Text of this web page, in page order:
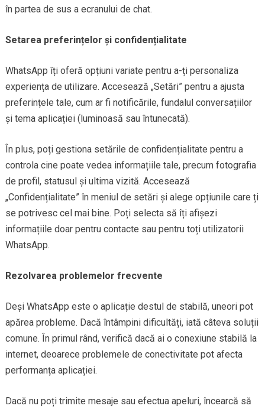
în partea de sus a ecranului de chat.
Setarea preferințelor și confidențialitate
WhatsApp îți oferă opțiuni variate pentru a-ți personaliza
experiența de utilizare. Accesează „Setări” pentru a ajusta
preferințele tale, cum ar fi notificările, fundalul conversațiilor
și tema aplicației (luminoasă sau întunecată).
În plus, poți gestiona setările de confidențialitate pentru a
controla cine poate vedea informațiile tale, precum fotografia
de profil, statusul și ultima vizită. Accesează
„Confidențialitate” în meniul de setări și alege opțiunile care ți
se potrivesc cel mai bine. Poți selecta să îți afișezi
informațiile doar pentru contacte sau pentru toți utilizatorii
WhatsApp.
Rezolvarea problemelor frecvente
Deși WhatsApp este o aplicație destul de stabilă, uneori pot
apărea probleme. Dacă întâmpini dificultăți, iată câteva soluții
comune. În primul rând, verifică dacă ai o conexiune stabilă la
internet, deoarece problemele de conectivitate pot afecta
performanța aplicației.
Dacă nu poți trimite mesaje sau efectua apeluri, încearcă să